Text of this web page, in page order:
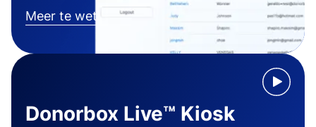
Meer te weten komen
Donorbox Live™ Kiosk